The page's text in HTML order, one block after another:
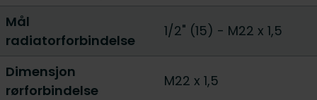
Mål
radiatorforbindelse
1/2" (15) - M22 x 1,5
Dimensjon
rørforbindelse
M22 x 1,5